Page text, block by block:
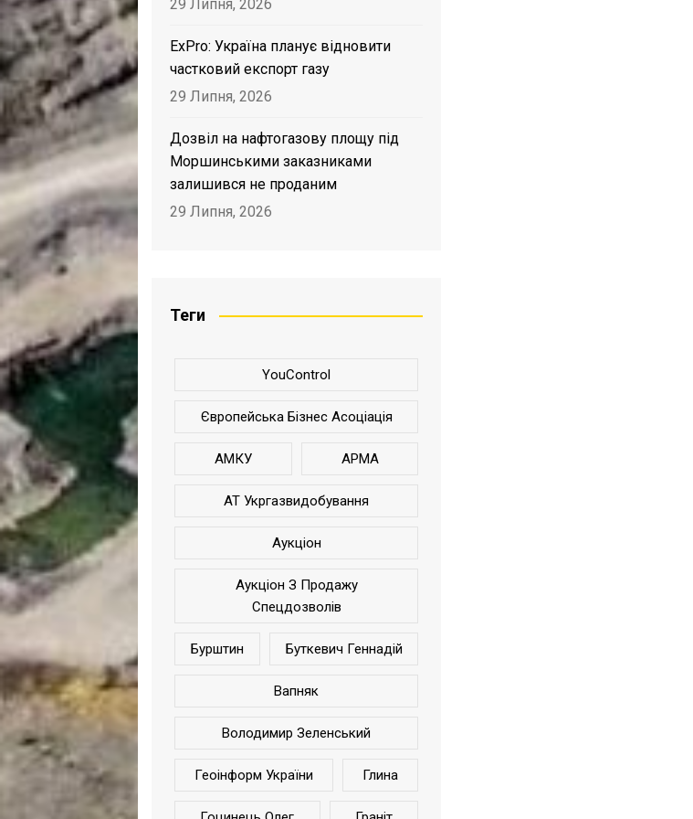
29 Липня, 2026
ExPro: Україна планує відновити
частковий експорт газу
29 Липня, 2026
Дозвіл на нафтогазову площу під
Моршинськими заказниками
залишився не проданим
29 Липня, 2026
Теги
YouControl
Європейська Бізнес Асоціація
АМКУ АРМА
АТ Укргазвидобування
Аукціон
Аукціон З Продажу
Спецдозволів
Бурштин Буткевич Геннадій
Вапняк
Володимир Зеленський
Геоінформ України Глина